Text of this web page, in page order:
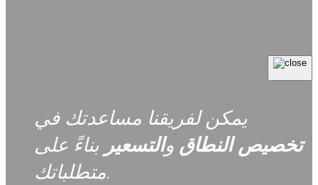
يمكن لفريقنا مساعدتك في
تخصيص النطاق والتسعير بناءً على
متطلباتك.